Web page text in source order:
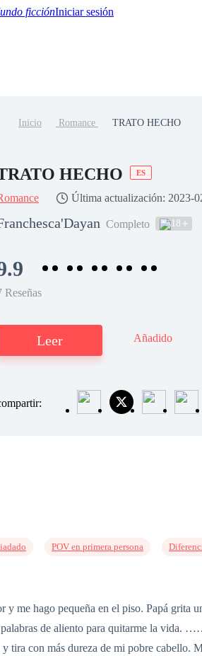
ficciónIniciar sesión
Inicio Romance TRATO HECHO
HECHO ES
Última actualización: 2023-
Completo 18
Reseñas
Leer Añadido
POV en primera persona
me hago pequeña en el piso. Papá grita
palabras de aliento para
tira con más dureza de mi pobre cabello.